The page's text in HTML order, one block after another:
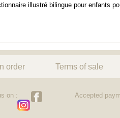
illustré bilingue pour enfants
order Terms of sale
on : Accepted